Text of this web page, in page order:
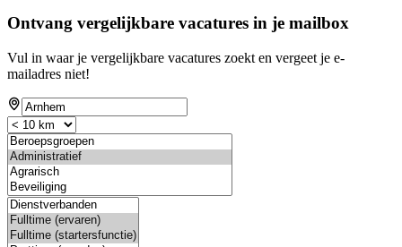
Ontvang vergelijkbare vacatures in je mailbox
Vul in waar je vergelijkbare vacatures zoekt en vergeet je e-
mailadres niet!